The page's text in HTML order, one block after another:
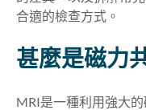
合適的檢查方式。
甚麼是磁力
MRI是一種利用強大